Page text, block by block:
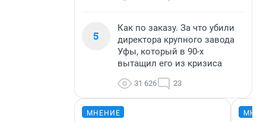
5
Как по заказу. За что убили
директора крупного завода
Уфы, который в 90-х
вытащил его из кризиса
31 626 23
МНЕНИЕ